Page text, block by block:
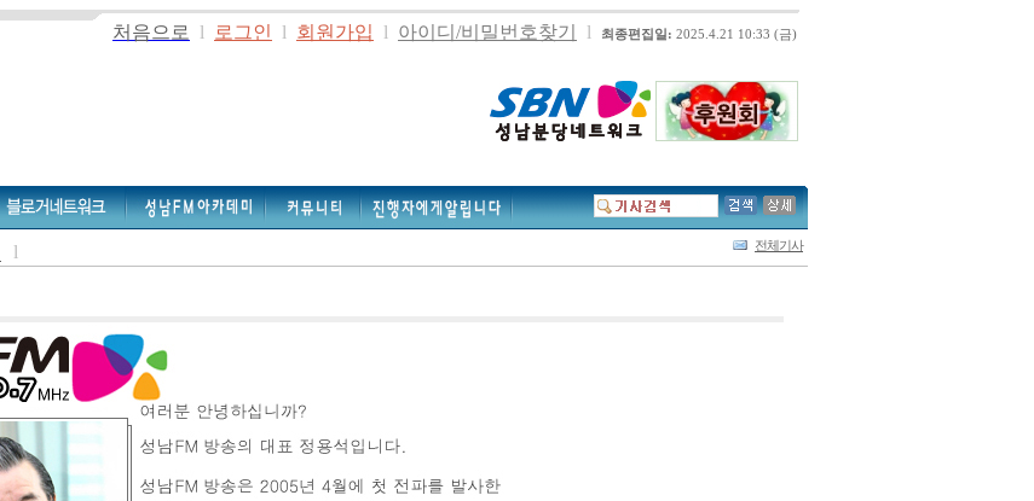
처음으로 l 로그인 l 회원가입 l 아이디/비밀번호찾기 l 최종편집일: 2025.4.21 10:33 (금)
l 전체기사